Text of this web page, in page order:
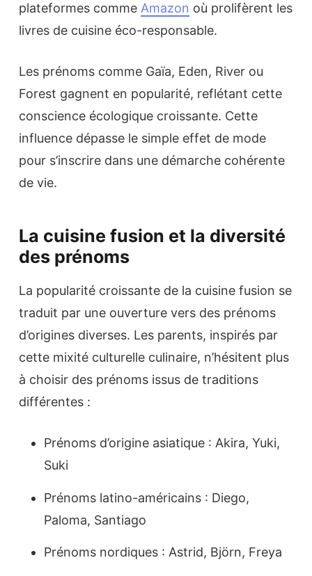
plateformes comme Amazon où prolifèrent les
livres de cuisine éco-responsable.
Les prénoms comme Gaïa, Eden, River ou
Forest gagnent en popularité, reflétant cette
conscience écologique croissante. Cette
influence dépasse le simple effet de mode
pour s’inscrire dans une démarche cohérente
de vie.
La cuisine fusion et la diversité
des prénoms
La popularité croissante de la cuisine fusion se
traduit par une ouverture vers des prénoms
d’origines diverses. Les parents, inspirés par
cette mixité culturelle culinaire, n’hésitent plus
à choisir des prénoms issus de traditions
différentes :
Prénoms d’origine asiatique : Akira, Yuki,
Suki
Prénoms latino-américains : Diego,
Paloma, Santiago
Prénoms nordiques : Astrid, Björn, Freya